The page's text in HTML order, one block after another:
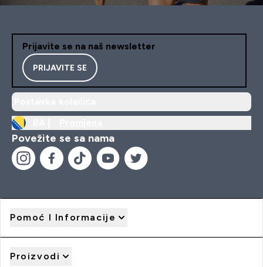
Prijavite se na naš newsletter
PRIJAVITE SE
Povežite se sa nama
Pomoć I Informacije
Proizvodi